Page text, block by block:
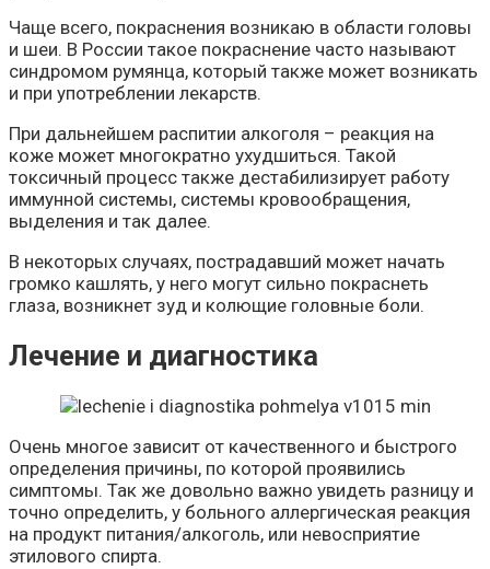
Чаще всего, покраснения возникаю в области головы
и шеи. В России такое покраснение часто называют
синдромом румянца, который также может возникать
и при употреблении лекарств.
При дальнейшем распитии алкоголя – реакция на
коже может многократно ухудшиться. Такой
токсичный процесс также дестабилизирует работу
иммунной системы, системы кровообращения,
выделения и так далее.
В некоторых случаях, пострадавший может начать
громко кашлять, у него могут сильно покраснеть
глаза, возникнет зуд и колющие головные боли.
Лечение и диагностика
Очень многое зависит от качественного и быстрого
определения причины, по которой проявились
симптомы. Так же довольно важно увидеть разницу и
точно определить, у больного аллергическая реакция
на продукт питания/алкоголь, или невосприятие
этилового спирта.